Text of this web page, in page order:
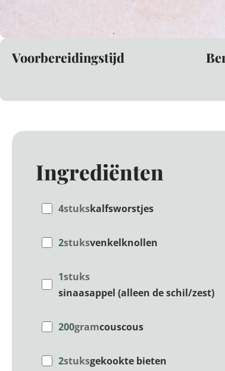
Voorbereidingstijd
Ingrediënten
4stukskalfsworstjes
2stuksvenkelknollen
1stuks
sinaasappel (alleen de schil/zest)
200gramcouscous
2stuksgekookte bieten